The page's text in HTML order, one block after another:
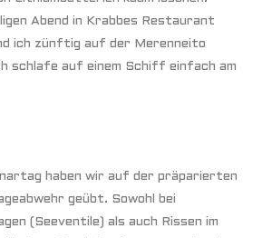
Abend in Krabbes Restaurant
ich zünftig auf der Merenneito
schlafe auf einem Schiff einfach am
haben wir auf der präparierten
geübt. Sowohl bei
(Seeventile) als auch Rissen im